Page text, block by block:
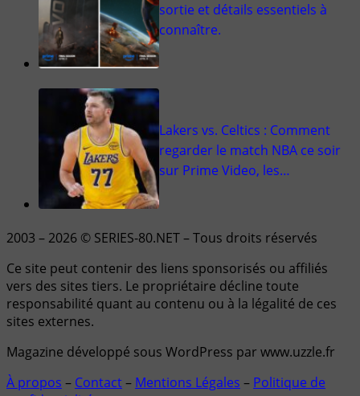
sortie et détails essentiels à
connaître.
Lakers vs. Celtics : Comment
regarder le match NBA ce soir
sur Prime Video, les…
2003 – 2026 © SERIES-80.NET – Tous droits réservés
Ce site peut contenir des liens sponsorisés ou affiliés
vers des sites tiers. Le propriétaire décline toute
responsabilité quant au contenu ou à la légalité de ces
sites externes.
Magazine développé sous WordPress par www.uzzle.fr
À propos – Contact– Mentions Légales – Politique de